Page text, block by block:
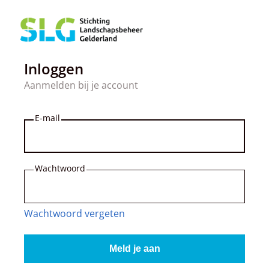
Inloggen
Aanmelden bij je account
E-mail
Wachtwoord
Wachtwoord vergeten